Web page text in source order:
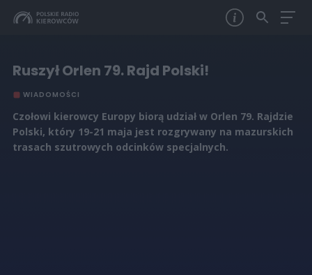
Ruszył Orlen 79. Rajd Polski!
WIADOMOŚCI
Czołowi kierowcy Europy biorą udział w Orlen 79. Rajdzie
Polski, który 19-21 maja jest rozgrywany na mazurskich
trasach szutrowych odcinków specjalnych.